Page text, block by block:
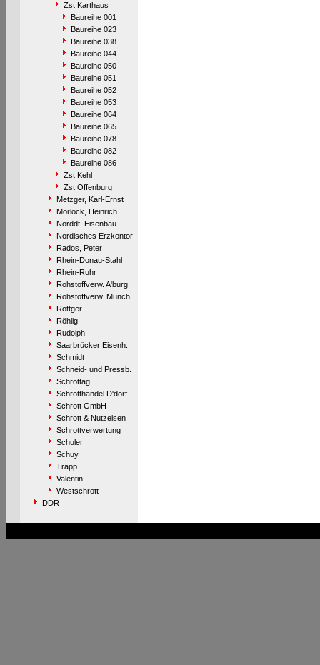
Zst Karthaus
Baureihe 001
Baureihe 023
Baureihe 038
Baureihe 044
Baureihe 050
Baureihe 051
Baureihe 052
Baureihe 053
Baureihe 064
Baureihe 065
Baureihe 078
Baureihe 082
Baureihe 086
Zst Kehl
Zst Offenburg
Metzger, Karl-Ernst
Morlock, Heinrich
Norddt. Eisenbau
Nordisches Erzkontor
Rados, Peter
Rhein-Donau-Stahl
Rhein-Ruhr
Rohstoffverw. A'burg
Rohstoffverw. Münch.
Röttger
Röhlig
Rudolph
Saarbrücker Eisenh.
Schmidt
Schneid- und Pressb.
Schrottag
Schrotthandel D'dorf
Schrott GmbH
Schrott & Nutzeisen
Schrottverwertung
Schuler
Schuy
Trapp
Valentin
Westschrott
DDR